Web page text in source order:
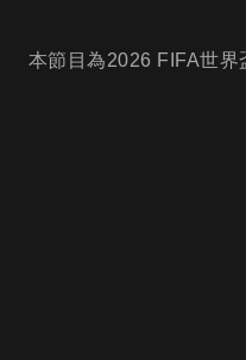
本節目為2026 FIFA世